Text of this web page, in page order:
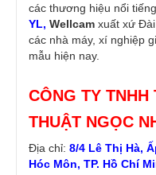
các thương hiệu nổi
YL, Wellcam xuất xứ
các nhà máy, xí nghiệp
mẫu hiện nay.
CÔNG TY
THUẬT NGỌC
Địa chỉ: 8/4 Lê Thị Hà,
Hóc Môn, TP. Hồ Chí